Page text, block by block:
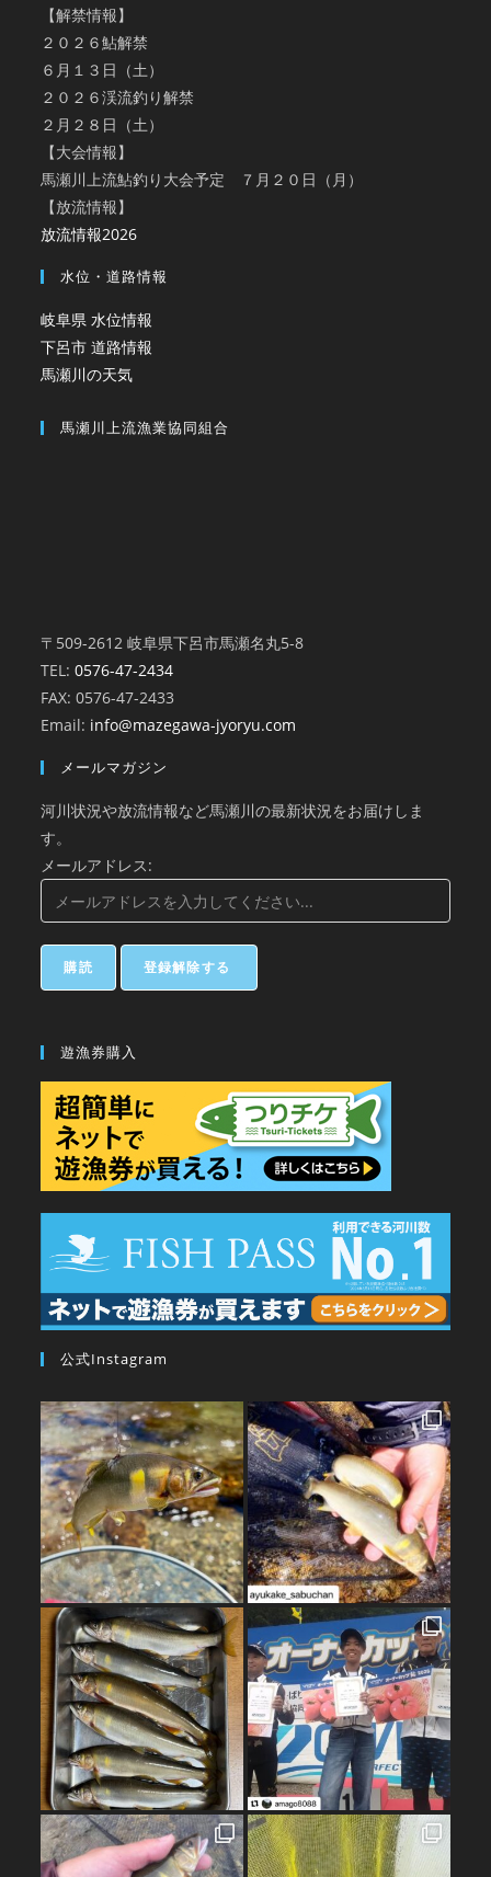
【解禁情報】
２０２６鮎解禁
６月１３日（土）
２０２６渓流釣り解禁
２月２８日（土）
【大会情報】
馬瀬川上流鮎釣り大会予定 ７月２０日（月）
【放流情報】
放流情報2026
水位・道路情報
岐阜県 水位情報
下呂市 道路情報
馬瀬川の天気
馬瀬川上流漁業協同組合
〒509-2612 岐阜県下呂市馬瀬名丸5-8
TEL:0576-47-2434
FAX: 0576-47-2433
Email: info@mazegawa-jyoryu.com
メールマガジン
河川状況や放流情報など馬瀬川の最新状況をお届けしま
す。
メールアドレス:
遊漁券購入
公式Instagram